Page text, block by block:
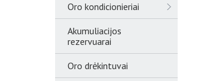
Oro kondicionieriai
Akumuliacijos
rezervuarai
Oro drėkintuvai